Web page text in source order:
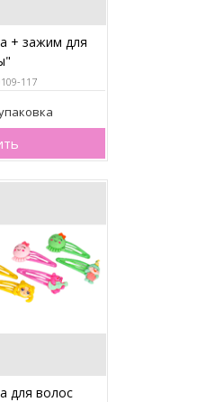
+ зажим для
117
для волос